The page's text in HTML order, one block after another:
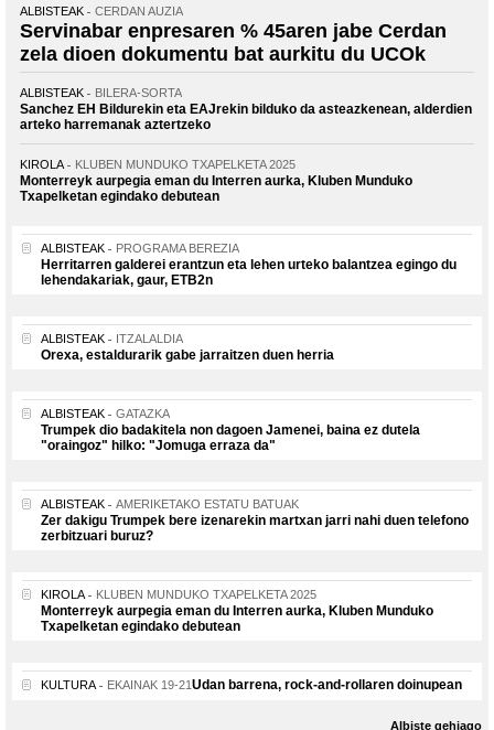
ALBISTEAK CERDAN AUZIA
Servinabar enpresaren % 45aren jabe Cerdan
zela dioen dokumentu bat aurkitu du UCOk
ALBISTEAK BILERA-SORTA
Sanchez EH Bildurekin eta EAJrekin bilduko da asteazkenean, alderdien
arteko harremanak aztertzeko
KIROLA KLUBEN MUNDUKO TXAPELKETA 2025
Monterreyk aurpegia eman du Interren aurka, Kluben Munduko
Txapelketan egindako debutean
ALBISTEAK PROGRAMA BEREZIA
Herritarren galderei erantzun eta lehen urteko balantzea egingo du
lehendakariak, gaur, ETB2n
ALBISTEAK ITZALALDIA
Orexa, estaldurarik gabe jarraitzen duen herria
ALBISTEAK GATAZKA
Trumpek dio badakitela non dagoen Jamenei, baina ez dutela
"oraingoz" hilko: "Jomuga erraza da"
ALBISTEAK AMERIKETAKO ESTATU BATUAK
Zer dakigu Trumpek bere izenarekin martxan jarri nahi duen telefono
zerbitzuari buruz?
KIROLA KLUBEN MUNDUKO TXAPELKETA 2025
Monterreyk aurpegia eman du Interren aurka, Kluben Munduko
Txapelketan egindako debutean
KULTURA EKAINAK 19-21Udan barrena, rock-and-rollaren doinupean
Albiste gehiago